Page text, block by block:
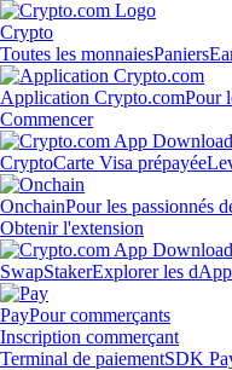
Crypto
Toutes les monnaiesPaniers
Application Crypto.comPour
Commencer
CryptoCarte Visa prépayée
OnchainPour les passionnés
Obtenir l'extension
SwapStakerExplorer les
PayPour commerçants
Inscription commerçant
Terminal de paiementSDK